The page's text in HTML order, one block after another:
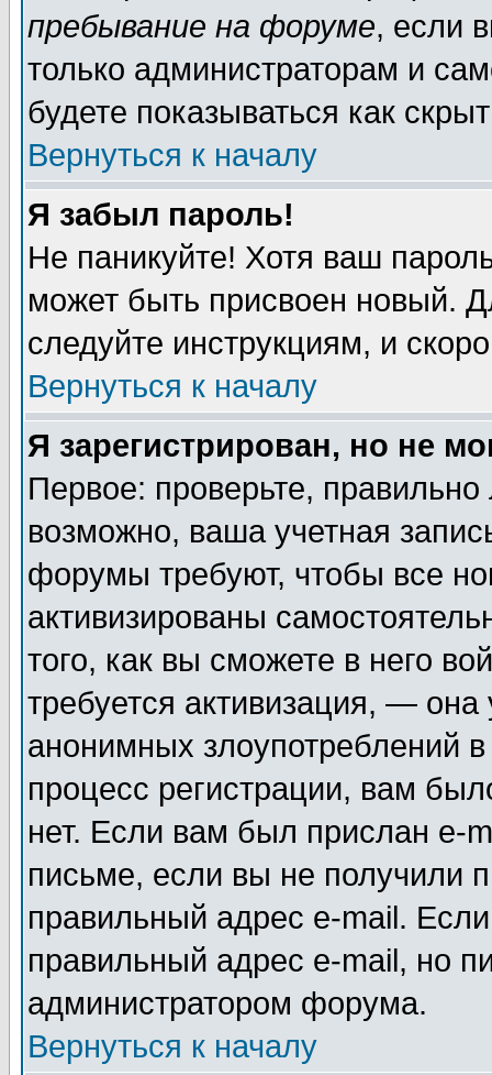
пребывание на форуме, если
только администраторам и
будете показываться как
Вернуться к началу
Я забыл пароль!
Не паникуйте! Хотя ваш
может быть присвоен новый.
следуйте инструкциям, и
Вернуться к началу
Я зарегистрирован, но не
Первое: проверьте,
возможно, ваша учетная
форумы требуют, чтобы все
активизированы
того, как вы сможете в него
требуется активизация, —
анонимных злоупотреблений
процесс регистрации, вам
нет. Если вам был прислан e-
письме, если вы не получили
правильный адрес e-mail.
правильный адрес e-mail, но
администратором форума.
Вернуться к началу